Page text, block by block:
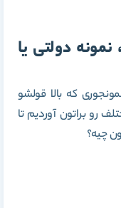
نمونه دولتی یا
که بالا قولشو
رو براتون آوردیم تا
چیه؟